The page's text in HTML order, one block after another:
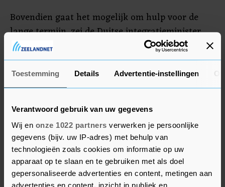
Toestemming Details Advertentie-instellingen
Verantwoord gebruik van uw gegevens
Wij en onze 1022 partners verwerken je persoonlijke
gegevens (bijv. uw IP-adres) met behulp van
technologieën zoals cookies om informatie op uw
apparaat op te slaan en te gebruiken met als doel
gepersonaliseerde advertenties en content, metingen aan
advertenties en content, inzicht in publiek en
Bovendien gaat het mogelijk om hulp voor de
lange termijn, zei de Duitse integratieminister
Reem Alabali-Radovan, die ook bij de top
aanwezig was. "Veel vluchtelingen willen zo snel
mogelijk terug naar huis, maar wanneer dat
mogelijk is, is onzeker", zei ze. "Daarom moeten
creëren voor de mensen die hierheen zijn
gevlucht."